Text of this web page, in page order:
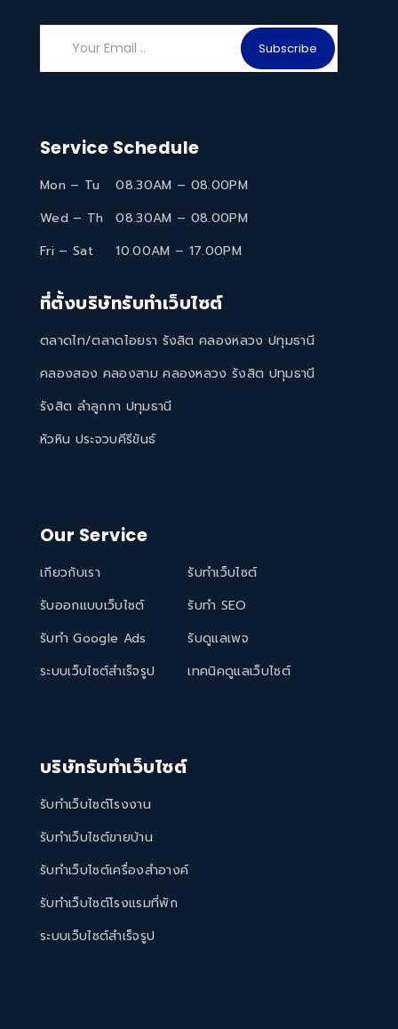
Subscribe
Service Schedule
Mon – Tu
08.30AM – 08.00PM
Wed – Th
08.30AM – 08.00PM
Fri – Sat
10.00AM – 17.00PM
ที่ตั้งบริษัทรับทำเว็บไซต์
ตลาดไท/ตลาดไอยรา รังสิต คลองหลวง ปทุมธานี
คลองสอง คลองสาม คลองหลวง รังสิต ปทุมธานี
รังสิต ลำลูกกา ปทุมธานี
หัวหิน ประจวบคีรีขันธ์
Our Service
เกียวกับเรา
รับทำเว็บไซต์
รับออกแบบเว็บไซต์
รับทำ SEO
รับทำ Google Ads
รับดูแลเพจ
ระบบเว็บไซต์สำเร็จรูป
เทคนิคดูแลเว็บไซต์
บริษัทรับทำเว็บไซต์
รับทำเว็บไซต์โรงงาน
รับทำเว็บไซต์ขายบ้าน
รับทำเว็บไซต์เครื่องสำอางค์
รับทำเว็บไซต์โรงแรมที่พัก
ระบบเว็บไซต์สำเร็จรูป